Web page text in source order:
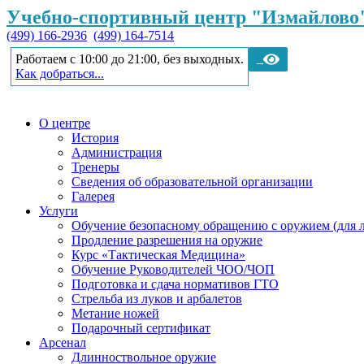
Учебно-спортивный центр
(499) 166-2936 (499) 164-7514
Работаем с 10:00 до 21:00, без выходных.
Как добраться...
О центре
История
Администрация
Тренеры
Сведения об образовательной организации
Галерея
Услуги
Обучение безопасному обращению с оружием (для
Продление разрешения на оружие
Курс «Тактическая Медицина»
Обучение Руководителей ЧОО/ЧОП
Подготовка и сдача нормативов ГТО
Стрельба из луков и арбалетов
Метание ножей
Подарочный сертификат
Арсенал
Длинноствольное оружие